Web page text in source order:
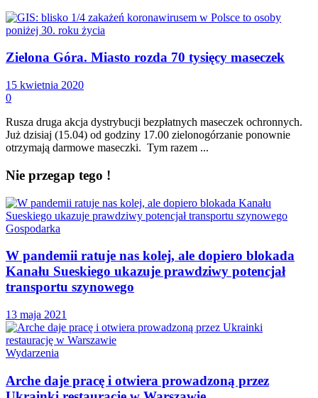
Zielona Góra. Miasto rozda 70 tysięcy maseczek
15 kwietnia 2020
0
Rusza druga akcja dystrybucji bezpłatnych maseczek ochronnych.
Już dzisiaj (15.04) od godziny 17.00 zielonogórzanie ponownie
otrzymają darmowe maseczki. Tym razem ...
Nie przegap tego !
Gospodarka
W pandemii ratuje nas kolej, ale dopiero blokada
Kanału Sueskiego ukazuje prawdziwy potencjał
transportu szynowego
13 maja 2021
Wydarzenia
Arche daje pracę i otwiera prowadzoną przez